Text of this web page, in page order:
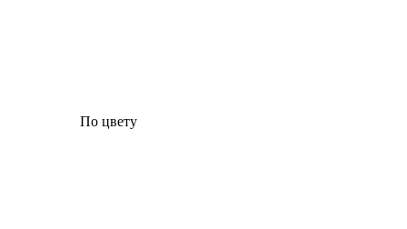
По цвету